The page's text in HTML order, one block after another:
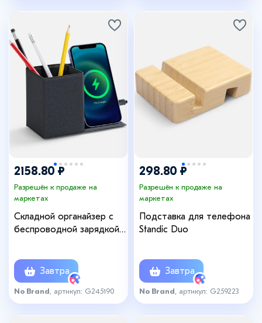
2158.80 ₽
Разрешён к продаже на
маркетах
Складной органайзер с
беспроводной зарядкой
Завтра
No Brand , артикул: G245190
298.80 ₽
Разрешён к продаже на
маркетах
Подставка для телефона
Standic Duo
Завтра
No Brand , артикул: G259223